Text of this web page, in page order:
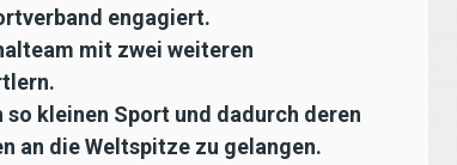
engagiert.
mit zwei weiteren
kleinen Sport und dadurch deren
an die Weltspitze zu gelangen.